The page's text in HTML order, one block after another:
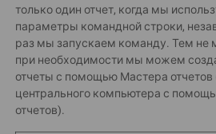
только один отчет, когда мы
параметры командной строки,
раз мы запускаем команду. Тем не
при необходимости мы можем
отчеты с помощью Мастера отчетов
центрального компьютера с
отчетов).